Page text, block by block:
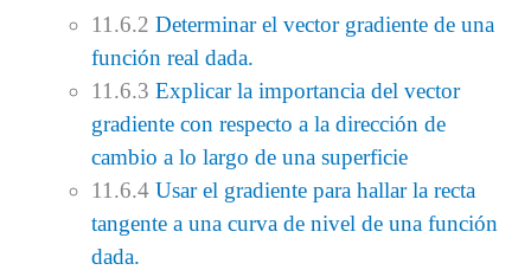
11.6.2Determinar el vector gradiente de una
función real dada.
11.6.3Explicar la importancia del vector
gradiente con respecto a la dirección de
cambio a lo largo de una superficie
11.6.4Usar el gradiente para hallar la recta
tangente a una curva de nivel de una función
dada.